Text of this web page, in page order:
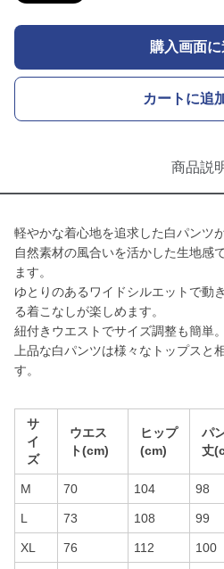
購入画面
カートに追
商品説
軽やかな着心地を追求した白パンツが
自然素材の風合いを活かした生地感
ます。
ゆとりのあるワイドシルエットで動
る着こなしが楽しめます。
紐付きウエストでサイズ調整も簡単。
上品な白パンツは様々なトップスと
す。
サ
イ
ズ
ウエス
ト(cm)
ヒップ
(cm)
パ
丈
M 70 104 98
L 73 108 99
XL 76 112 100